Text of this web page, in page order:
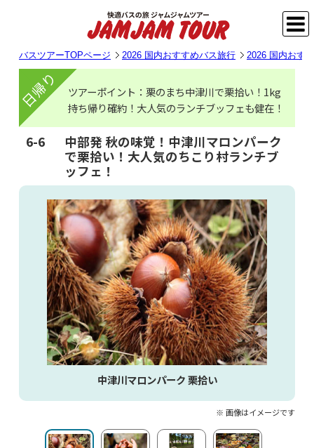
バスツアーTOPページ 2026 国内おすすめバス旅行 2026 国内おす
ツアーポイント：栗のまち中津川で栗拾い！1kg
持ち帰り確約！大人気のランチブッフェも健在！
日帰り
6-6
中部発 秋の味覚！中津川マロンパーク
で栗拾い！大人気のちこり村ランチブ
ッフェ！
中津川マロンパーク 栗拾い
※ 画像はイメージです